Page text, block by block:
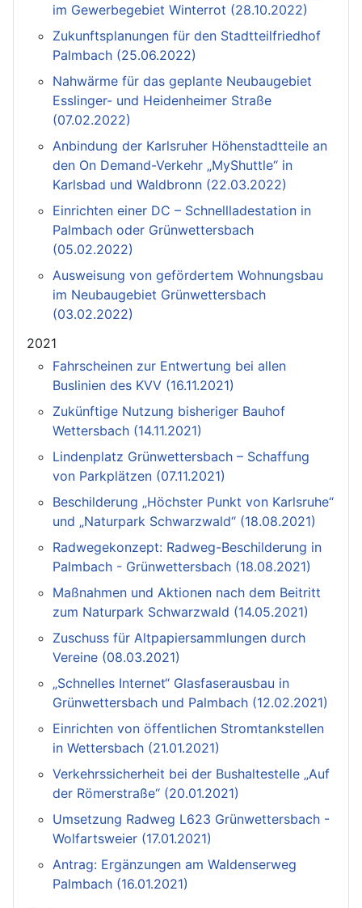
im Gewerbegebiet Winterrot (28.10.2022)
Zukunftsplanungen für den Stadtteilfriedhof
Palmbach (25.06.2022)
Nahwärme für das geplante Neubaugebiet
Esslinger- und Heidenheimer Straße
(07.02.2022)
Anbindung der Karlsruher Höhenstadtteile an
den On Demand-Verkehr „MyShuttle“ in
Karlsbad und Waldbronn (22.03.2022)
Einrichten einer DC – Schnellladestation in
Palmbach oder Grünwettersbach
(05.02.2022)
Ausweisung von gefördertem Wohnungsbau
im Neubaugebiet Grünwettersbach
(03.02.2022)
2021
Fahrscheinen zur Entwertung bei allen
Buslinien des KVV (16.11.2021)
Zukünftige Nutzung bisheriger Bauhof
Wettersbach (14.11.2021)
Lindenplatz Grünwettersbach – Schaffung
von Parkplätzen (07.11.2021)
Beschilderung „Höchster Punkt von Karlsruhe“
und „Naturpark Schwarzwald“ (18.08.2021)
Radwegekonzept: Radweg-Beschilderung in
Palmbach - Grünwettersbach (18.08.2021)
Maßnahmen und Aktionen nach dem Beitritt
zum Naturpark Schwarzwald (14.05.2021)
Zuschuss für Altpapiersammlungen durch
Vereine (08.03.2021)
„Schnelles Internet“ Glasfaserausbau in
Grünwettersbach und Palmbach (12.02.2021)
Einrichten von öffentlichen Stromtankstellen
in Wettersbach (21.01.2021)
Verkehrssicherheit bei der Bushaltestelle „Auf
der Römerstraße“ (20.01.2021)
Umsetzung Radweg L623 Grünwettersbach -
Wolfartsweier (17.01.2021)
Antrag: Ergänzungen am Waldenserweg
Palmbach (16.01.2021)